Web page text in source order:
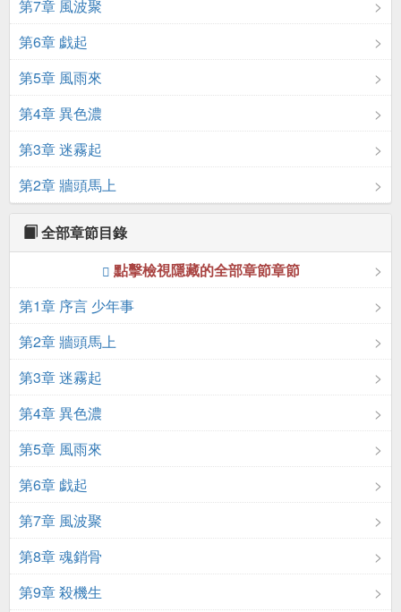
第7章 風波聚
第6章 戯起
第5章 風雨來
第4章 異色濃
第3章 迷霧起
第2章 牆頭馬上
全部章節目錄
點擊檢視隱藏的全部章節章節
第1章 序言 少年事
第2章 牆頭馬上
第3章 迷霧起
第4章 異色濃
第5章 風雨來
第6章 戯起
第7章 風波聚
第8章 魂銷骨
第9章 殺機生